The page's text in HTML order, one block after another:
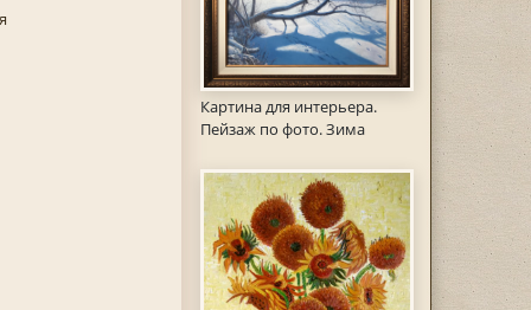
Картина для интерьера.
Пейзаж по фото. Зима